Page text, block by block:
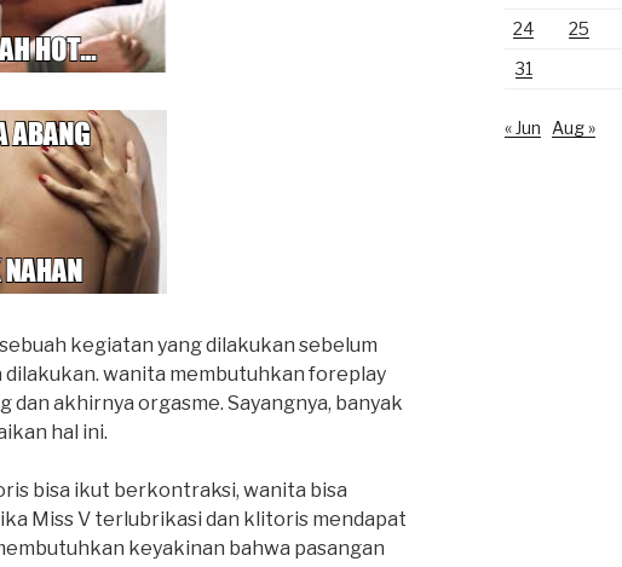
kegiatan yang dilakukan sebelum
wanita membutuhkan foreplay
dan akhirnya orgasme. Sayangnya, banyak
hal ini.
bisa ikut berkontraksi, wanita bisa
Miss V terlubrikasi dan klitoris mendapat
keyakinan bahwa pasangan
24
25
31
« Jun Aug »